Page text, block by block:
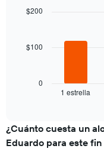
habitación
gráfico
muestra
semana.
El
with
El
muestra
de
una
1 estrella
0
$100
$200
¿Cuánto cuesta un
Eduardo para este fin